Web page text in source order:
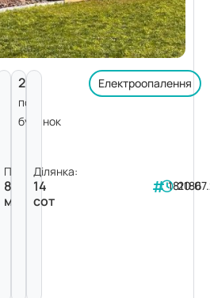
Площа:
88
м²
2
пов.
будинок
Ділянка:
14
сот
Електроопалення
181186